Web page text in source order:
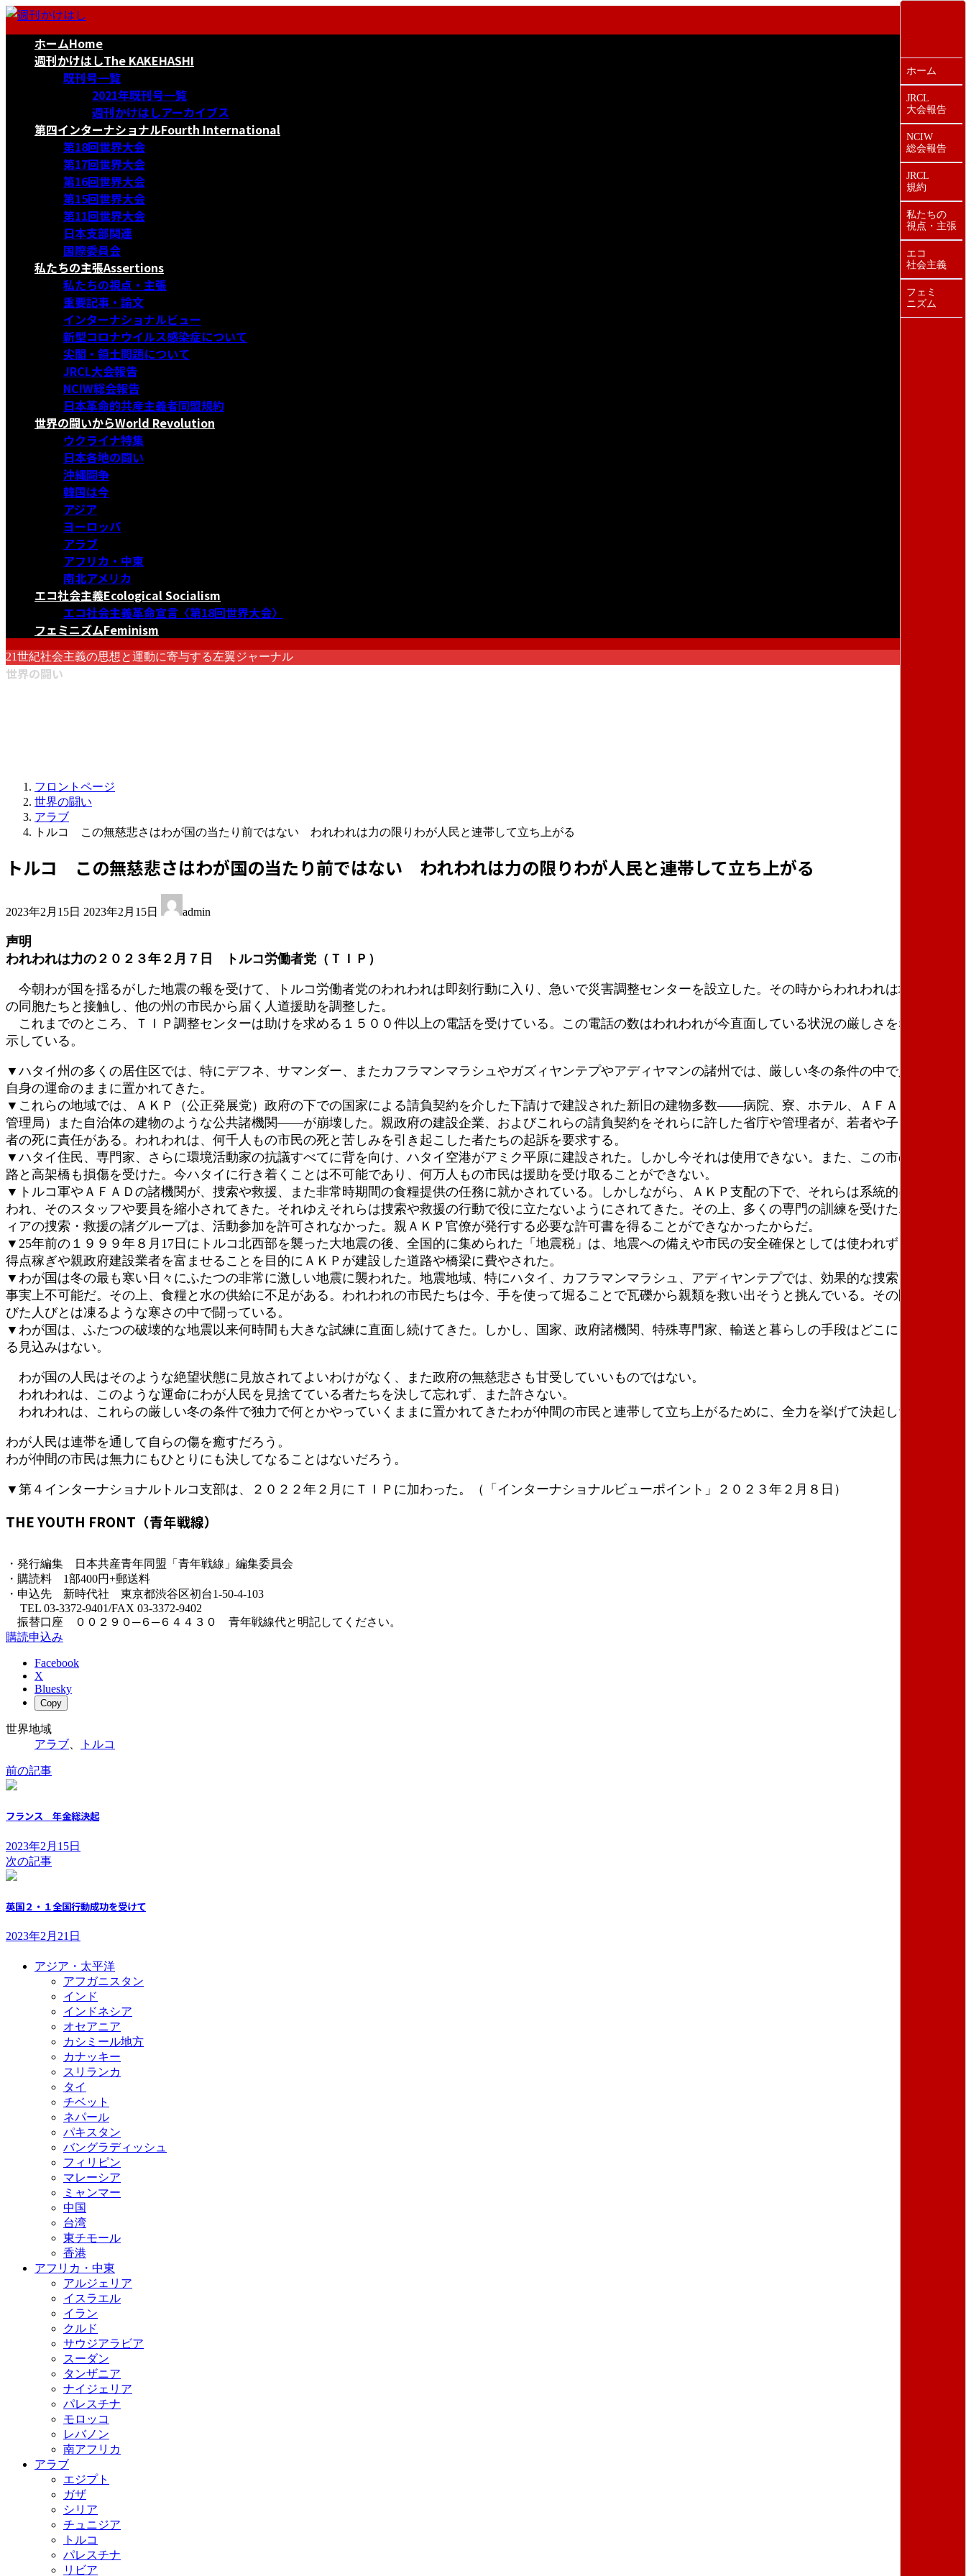
コ
ナ
ホームHome
週刊かけはしThe KAKEHASHI
既刊号一覧
2021年既刊号一覧
週刊かけはしアーカイブス
第四インターナショナルFourth International
第18回世界大会
第17回世界大会
第16回世界大会
第15回世界大会
第11回世界大会
日本支部関連
国際委員会
私たちの主張Assertions
私たちの視点・主張
重要記事・論文
インターナショナルビュー
新型コロナウイルス感染症について
尖閣・領土問題について
JRCL大会報告
NCIW総会報告
日本革命的共産主義者同盟規約
世界の闘いからWorld Revolution
ウクライナ特集
日本各地の闘い
沖縄闘争
韓国は今
アジア
ヨーロッパ
アラブ
アフリカ・中東
南北アメリカ
エコ社会主義Ecological Socialism
エコ社会主義革命宣言〈第18回世界大会〉
フェミニズムFeminism
21世紀社会主義の思想と運動に寄与する左翼ジャーナル
世界の闘い
フロントページ
世界の闘い
アラブ
トルコ この無慈悲さはわが国の当たり前ではない われわれは力の限りわが人民と連帯して立ち上がる
トルコ この無慈悲さはわが国の当たり前ではない われわれは力の限りわが人民と連帯して立ち上がる
2023年2月15日 終
日
:
2023年2月15日 admin
声明
われわれは力の２０２３年２月７日 トルコ労働者党（ＴＩＰ）
今朝わが国を揺るがした地震の報を受けて、トルコ労働者党のわれわれは即刻行動に入り、急いで災害調整センターを設立した。その時からわれわれは地震地域
の同胞たちと接触し、他の州の市民から届く人道援助を調整した。
これまでのところ、ＴＩＰ調整センターは助けを求める１５００件以上の電話を受けている。この電話の数はわれわれが今直面している状況の厳しさを赤裸々に
示している。
▼ハタイ州の多くの居住区では、特にデフネ、サマンダー、またカフラマンマラシュやガズィヤンテプやアディヤマンの諸州では、厳しい冬の条件の中で人びとが
自身の運命のままに置かれてきた。
▼これらの地域では、ＡＫＰ（公正発展党）政府の下での国家による請負契約を介した下請けで建設された新旧の建物多数――病院、寮、ホテル、ＡＦＡＤ（災害
管理局）また自治体の建物のような公共諸機関――が崩壊した。親政府の建設企業、およびこれらの請負契約をそれらに許した省庁や管理者が、若者や子どもや患
者の死に責任がある。われわれは、何千人もの市民の死と苦しみを引き起こした者たちの起訴を要求する。
▼ハタイ住民、専門家、さらに環境活動家の抗議すべてに背を向け、ハタイ空港がアミク平原に建設された。しかし今それは使用できない。また、この市の高速道
路と高架橋も損傷を受けた。今ハタイに行き着くことは不可能であり、何万人もの市民は援助を受け取ることができない。
▼トルコ軍やＡＦＡＤの諸機関が、捜索や救援、また非常時期間の食糧提供の任務に就かされている。しかしながら、ＡＫＰ支配の下で、それらは系統的に力を奪
われ、そのスタッフや要員を縮小されてきた。それゆえそれらは捜索や救援の行動で役に立たないようにされてきた。その上、多くの専門の訓練を受けたボランテ
ィアの捜索・救援の諸グループは、活動参加を許可されなかった。親ＡＫＰ官僚が発行する必要な許可書を得ることができなかったからだ。
▼25年前の１９９９年８月17日にトルコ北西部を襲った大地震の後、全国的に集められた「地震税」は、地震への備えや市民の安全確保としては使われず、政治的
得点稼ぎや親政府建設業者を富ませることを目的にＡＫＰが建設した道路や橋梁に費やされた。
▼わが国は冬の最も寒い日々にふたつの非常に激しい地震に襲われた。地震地域、特にハタイ、カフラマンマラシュ、アディヤンテプでは、効果的な捜索と救援が
事実上不可能だ。その上、食糧と水の供給に不足がある。われわれの市民たちは今、手を使って堀ることで瓦礫から親類を救い出そうと挑んでいる。その間生き延
びた人びとは凍るような寒さの中で闘っている。
▼わが国は、ふたつの破壊的な地震以来何時間も大きな試練に直面し続けてきた。しかし、国家、政府諸機関、特殊専門家、輸送と暮らしの手段はどこにも出現す
る見込みはない。
わが国の人民はそのような絶望状態に見放されてよいわけがなく、また政府の無慈悲さも甘受していいものではない。
われわれは、このような運命にわが人民を見捨てている者たちを決して忘れず、また許さない。
われわれは、これらの厳しい冬の条件で独力で何とかやっていくままに置かれてきたわが仲間の市民と連帯して立ち上がるために、全力を挙げて決起した。
わが人民は連帯を通して自らの傷を癒すだろう。
わが仲間の市民は無力にもひとりにも決してなることはないだろう。
▼第４インターナショナルトルコ支部は、２０２２年２月にＴＩＰに加わった。（「インターナショナルビューポイント」２０２３年２月８日）
THE YOUTH FRONT（青年戦線）
・発行編集 日本共産青年同盟「青年戦線」編集委員会
・購読料 1部400円+郵送料
・申込先 新時代社 東京都渋谷区初台1-50-4-103
TEL 03-3372-9401/FAX 03-3372-9402
振替口座 ００２９０─６─６４４３０ 青年戦線代と明記してください。
購読申込み
Facebook
X
Bluesky
Copy
世界地域
アラブ
トルコ
前の記事
フランス 年金総決起
2023年2月15日
次の記事
英国２・１全国行動成功を受けて
2023年2月21日
アジア・太平洋
アフガニスタン
インド
インドネシア
オセアニア
カシミール地方
カナッキー
スリランカ
タイ
チベット
ネパール
パキスタン
バングラディッシュ
フィリピン
マレーシア
ミャンマー
中国
台湾
東チモール
香港
アフリカ・中東
アルジェリア
イスラエル
イラン
クルド
サウジアラビア
スーダン
タンザニア
ナイジェリア
パレスチナ
モロッコ
レバノン
南アフリカ
アラブ
エジプト
ガザ
シリア
チュニジア
トルコ
パレスチナ
リビア
ホーム
JRCL
大会報告
NCIW
総会報告
JRCL
規約
私たちの
視点・主張
エコ
社会主義
フェミ
ニズム